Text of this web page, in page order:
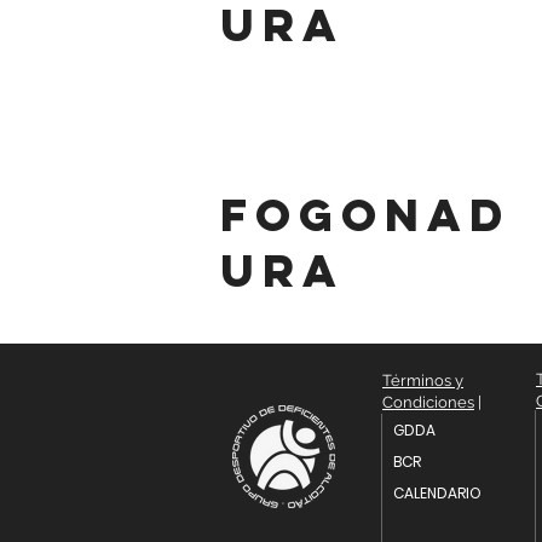
fogonad
ura
ura
GDDA
BCR
CALENDARIO
Términos y
Condiciones